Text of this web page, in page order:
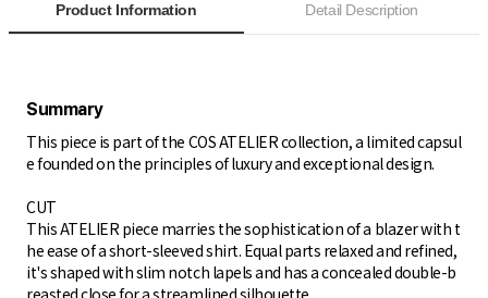
Product Information Detail Description
Summary
This piece is part of the COS ATELIER collection, a limited capsul
e founded on the principles of luxury and exceptional design.
CUT
This ATELIER piece marries the sophistication of a blazer with t
he ease of a short-sleeved shirt. Equal parts relaxed and refined,
it's shaped with slim notch lapels and has a concealed double-b